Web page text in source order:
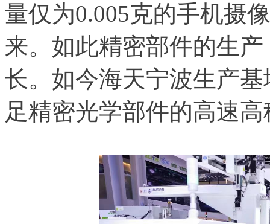
量仅为0.005克的手机摄
来。如此精密部件的生
长。如今海天宁波生产
足精密光学部件的高速